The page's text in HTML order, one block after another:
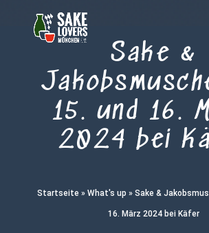
Sake &
15. und 16.
2024 bei
Startseite »What's up »Sake &
16. März 2024 bei Käfer